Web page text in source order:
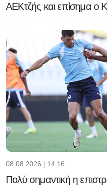
ΑΕΚτζής και επίσημα ο
08.08.2026 | 14:16
Πολύ σημαντική η